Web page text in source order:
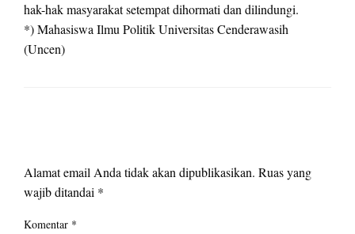
hak-hak masyarakat setempat dihormati dan dilindungi.
*) Mahasiswa Ilmu Politik Universitas Cenderawasih
(Uncen)
Alamat email Anda tidak akan dipublikasikan. Ruas yang
wajib ditandai *
Komentar *